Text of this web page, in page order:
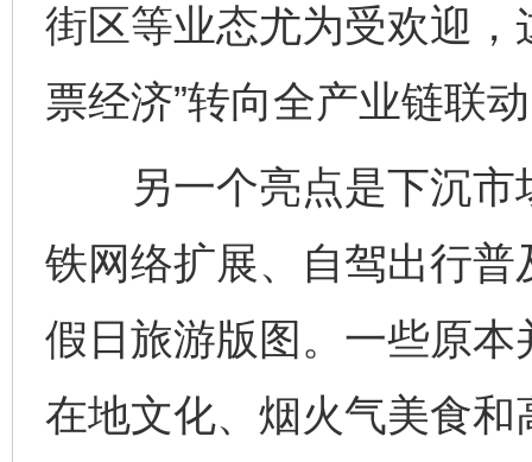
街区等业态尤为受欢迎，
票经济”转向全产业链联
另一个亮点是下沉市
铁网络扩展、自驾出行
假日旅游版图。一些原
在地文化、烟火气美食和